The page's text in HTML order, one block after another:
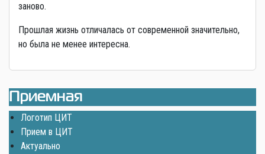
заново.
Прошлая жизнь отличалась от современной значительно,
но была не менее интересна.
Приемная
Логотип ЦИТ
Прием в ЦИТ
Актуально